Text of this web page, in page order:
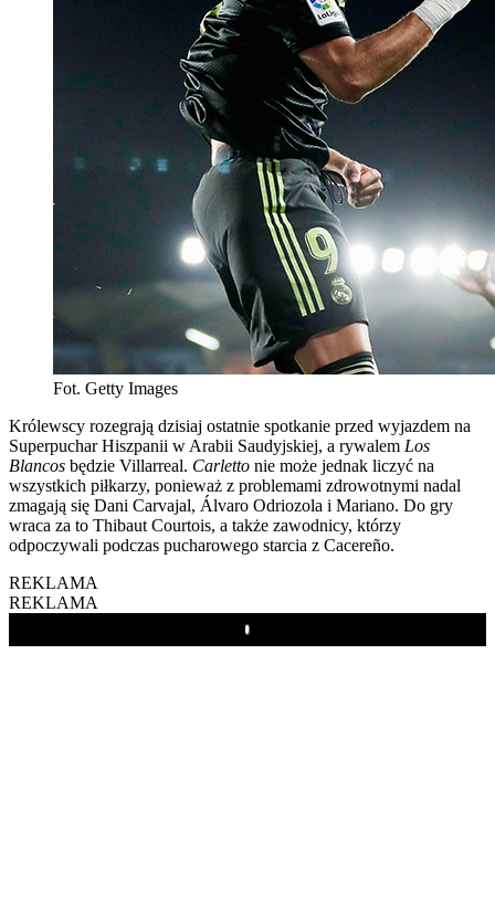
Fot. Getty Images
Królewscy rozegrają dzisiaj ostatnie spotkanie przed wyjazdem na
Superpuchar Hiszpanii w Arabii Saudyjskiej, a rywalem Los
Blancos będzie Villarreal. Carletto nie może jednak liczyć na
wszystkich piłkarzy, ponieważ z problemami zdrowotnymi nadal
zmagają się Dani Carvajal, Álvaro Odriozola i Mariano. Do gry
wraca za to Thibaut Courtois, a także zawodnicy, którzy
odpoczywali podczas pucharowego starcia z Cacereño.
REKLAMA
REKLAMA
Play